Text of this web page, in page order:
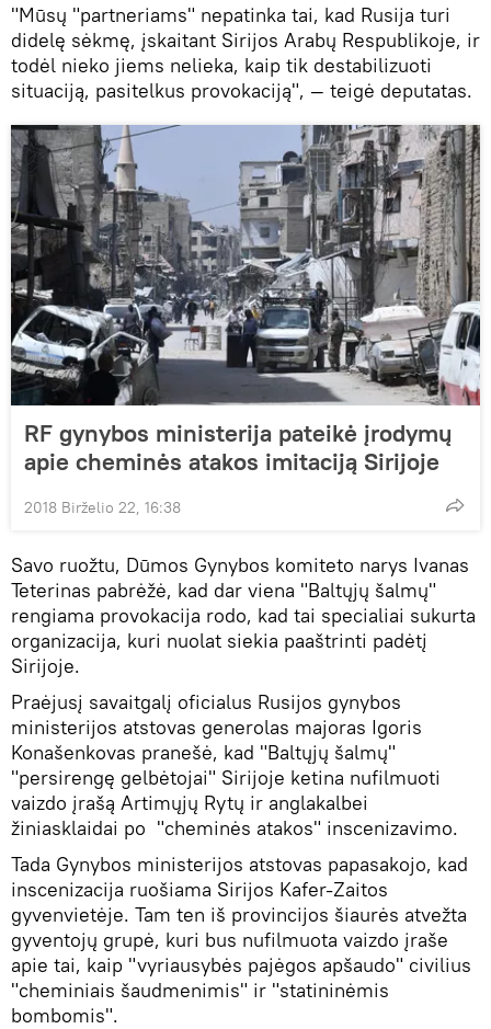
"Mūsų "partneriams" nepatinka tai, kad Rusija turi
didelę sėkmę, įskaitant Sirijos Arabų Respublikoje, ir
todėl nieko jiems nelieka, kaip tik destabilizuoti
situaciją, pasitelkus provokaciją", — teigė deputatas.
RF gynybos ministerija pateikė įrodymų
apie cheminės atakos imitaciją Sirijoje
2018 Birželio 22, 16:38
Savo ruožtu, Dūmos Gynybos komiteto narys Ivanas
Teterinas pabrėžė, kad dar viena "Baltųjų šalmų"
rengiama provokacija rodo, kad tai specialiai sukurta
organizacija, kuri nuolat siekia paaštrinti padėtį
Sirijoje.
Praėjusį savaitgalį oficialus Rusijos gynybos
ministerijos atstovas generolas majoras Igoris
Konašenkovas pranešė, kad "Baltųjų šalmų"
"persirengę gelbėtojai" Sirijoje ketina nufilmuoti
vaizdo įrašą Artimųjų Rytų ir anglakalbei
žiniasklaidai po "cheminės atakos" inscenizavimo.
Tada Gynybos ministerijos atstovas papasakojo, kad
inscenizacija ruošiama Sirijos Kafer-Zaitos
gyvenvietėje. Tam ten iš provincijos šiaurės atvežta
gyventojų grupė, kuri bus nufilmuota vaizdo įraše
apie tai, kaip "vyriausybės pajėgos apšaudo" civilius
"cheminiais šaudmenimis" ir "statininėmis
bombomis".